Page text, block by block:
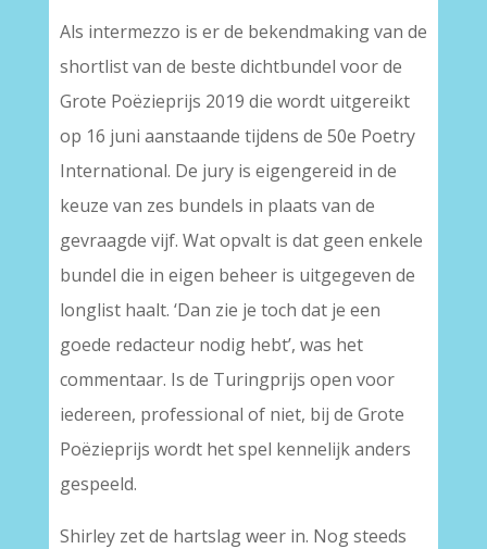
Als intermezzo is er de bekendmaking van de
shortlist van de beste dichtbundel voor de
Grote Poëzieprijs 2019 die wordt uitgereikt
op 16 juni aanstaande tijdens de 50e Poetry
International. De jury is eigengereid in de
keuze van zes bundels in plaats van de
gevraagde vijf. Wat opvalt is dat geen enkele
bundel die in eigen beheer is uitgegeven de
longlist haalt. ‘Dan zie je toch dat je een
goede redacteur nodig hebt’, was het
commentaar. Is de Turingprijs open voor
iedereen, professional of niet, bij de Grote
Poëzieprijs wordt het spel kennelijk anders
gespeeld.
Shirley zet de hartslag weer in. Nog steeds